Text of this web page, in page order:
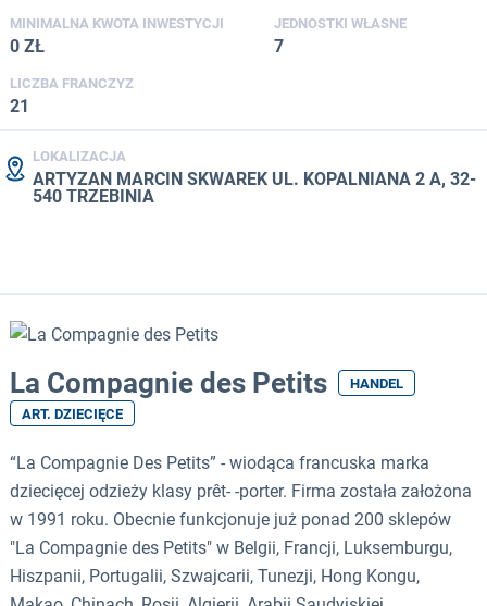
MINIMALNA KWOTA INWESTYCJI
0 ZŁ
JEDNOSTKI WŁASNE
7
LICZBA FRANCZYZ
21
LOKALIZACJA
ARTYZAN MARCIN SKWAREK UL. KOPALNIANA 2 A, 32-
540 TRZEBINIA
La Compagnie des Petits
HANDEL
ART. DZIECIĘCE
“La Compagnie Des Petits” - wiodąca francuska marka
dziecięcej odzieży klasy prêt- -porter. Firma została założona
w 1991 roku. Obecnie funkcjonuje już ponad 200 sklepów
"La Compagnie des Petits" w Belgii, Francji, Luksemburgu,
Hiszpanii, Portugalii, Szwajcarii, Tunezji, Hong Kongu,